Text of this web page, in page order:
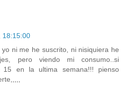
18:15:00
ni me he suscrito, ni nisiquiera he
pero viendo mi consumo..si
15 en la ultima semana!!! pienso